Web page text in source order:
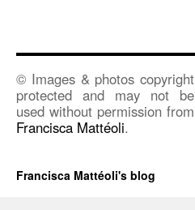
© Images & photos copyright
protected and may not be
used without permission from
Francisca Mattéoli.
Francisca Mattéoli's blog